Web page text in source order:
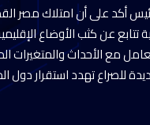
أكد على أن امتلاك مصر
عن كثب الأوضاع
مع الأحداث والمتغيرات
للصراع تهدد استقرار دول